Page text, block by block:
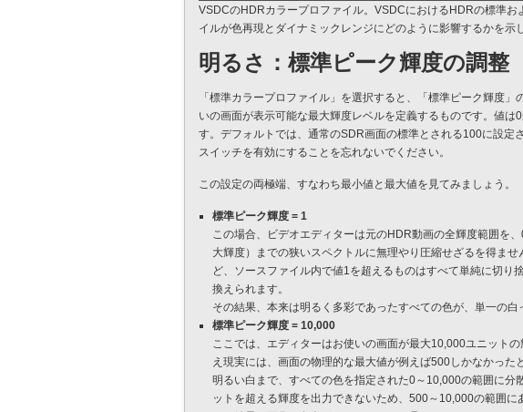
VSDCのHDRカラープロファイル。VSDCにおけるHDRの標準お
イルが色再現とダイナミックレンジにどのように影響するかを示
明るさ：標準ピーク輝度の調整
「標準カラープロファイル」を選択すると、「標準ピーク輝度
いの画面が表示可能な最大輝度レベルを定義するものです。値は
す。デフォルトでは、通常のSDR画面の標準とされる100に設定
スイッチを有効にすることを忘れないでください。
この設定の両極端、すなわち最小値と最大値を見てみましょう。
標準ピーク輝度 = 1
この場合、ビデオエディターは元のHDR動画の全輝度範囲を
大輝度）までの狭いスペクトルに無理やり圧縮せざるを得ま
ど、ソースファイル内で値1を超えるものはすべて単純に切り
換えられます。
その結果、本来は明るく多彩であったすべての色が、単一の白
標準ピーク輝度 = 10,000
ここでは、エディターはお使いの画面が最大10,000ユニット
え現実には、画面の物理的な最大値が例えば500しかなかった
明るい白まで、すべての色を指定された0～10,000の範囲に分
ットを超える輝度を出力できないため、500～10,000の範囲に